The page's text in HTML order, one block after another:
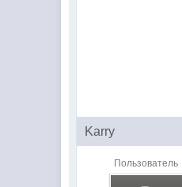
Karry
Пользователь